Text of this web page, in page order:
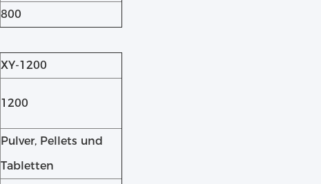
800
XY-1200
1200
Pulver, Pellets und
Tabletten